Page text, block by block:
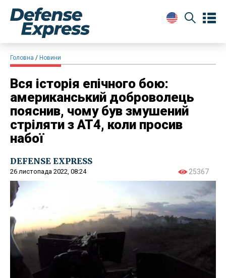
Головна Новини
Вся історія епічного бою:
американський доброволець
пояснив, чому був змушений
стріляти з АТ4, коли просив
набої
DEFENSE EXPRESS
26 листопада 2022, 08:24 25367